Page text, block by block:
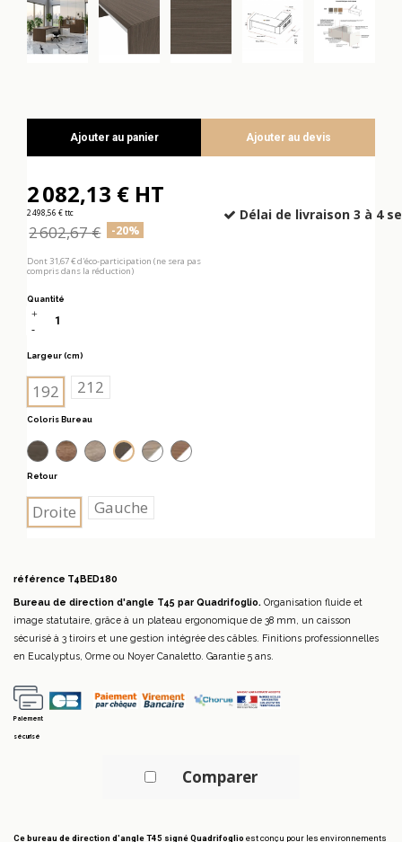
Ajouter au panier Ajouter au devis
2 082,13 € HT
2 498,56 € ttc
2 602,67 € -20%
Dont 31,67 € d'éco-participation (ne sera pas
compris dans la réduction)
Délai de livraison 3 à 4
Largeur (cm)
192 212
Coloris Bureau
Eucalyptus
Noyer Canaletto
OrmeEucalyptus et blanc
Orme et blanc
Noyer Canaletto et blanc
Retour
Droite Gauche
Quantité
référence T4BED180
Bureau de direction d'angle T45 par Quadrifoglio. Organisation fluide et
image statutaire, grâce à un plateau ergonomique de 38 mm, un caisson
sécurisé à 3 tiroirs et une gestion intégrée des câbles. Finitions professionnelles
en Eucalyptus, Orme ou Noyer Canaletto. Garantie 5 ans.
Paiement
sécurisé
Comparer
Ce bureau de direction d'angle T45 signé Quadrifoglio est conçu pour les environnements